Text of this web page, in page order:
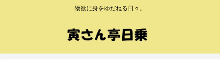
物欲に身をゆだねる日々。